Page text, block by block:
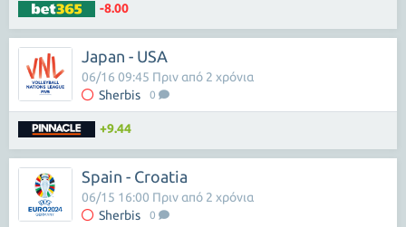
-8.00
Japan - USA
Sherbis 0
06/16 09:45 Πριν από 2 χρόνια
+9.44
Spain - Croatia
Sherbis 0
06/15 16:00 Πριν από 2 χρόνια